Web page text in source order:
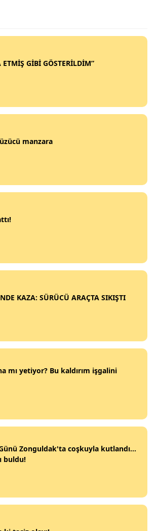
GİBİ GÖSTERİLDİM”
manzara
KAZA: SÜRÜCÜ ARAÇTA SIKIŞTI
mı yetiyor? Bu kaldırım işgalini
Zonguldak'ta coşkuyla kutlandı...
buldu!